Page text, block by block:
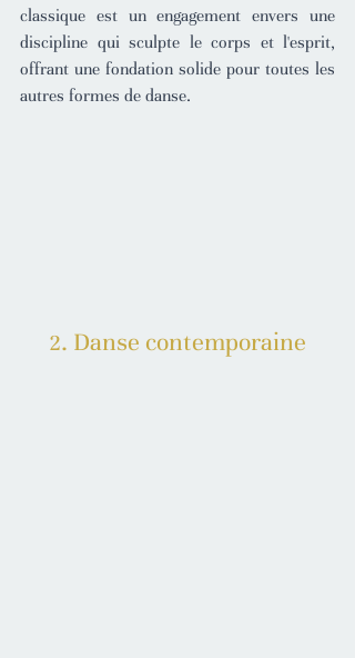
classique est un engagement envers une
discipline qui sculpte le corps et l'esprit,
offrant une fondation solide pour toutes les
autres formes de danse.
2. Danse contemporaine